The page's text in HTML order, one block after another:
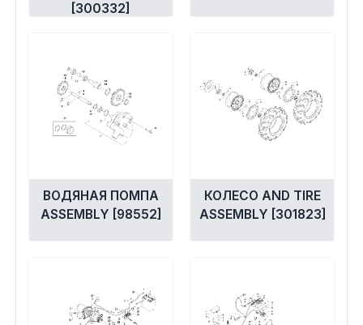
[300332]
ВОДЯНАЯ ПОМПА
ASSEMBLY [98552]
КОЛЕСО AND TIRE
ASSEMBLY [301823]